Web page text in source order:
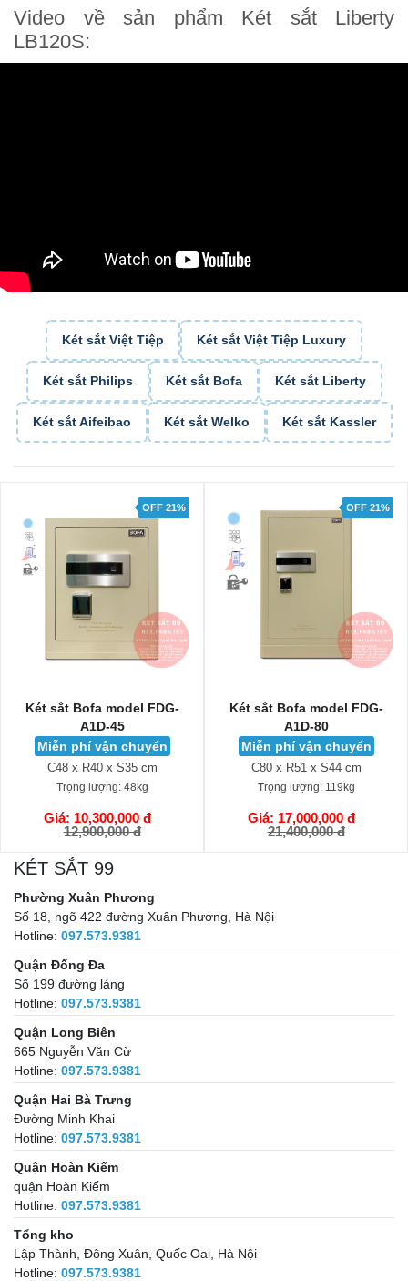
Video về sản phẩm Két sắt Liberty
LB120S:
Két sắt Việt Tiệp Két sắt Việt Tiệp Luxury
Két sắt Philips Két sắt Bofa Két sắt Liberty
Két sắt Aifeibao Két sắt Welko Két sắt Kassler
OFF 21%
Két sắt Bofa model FDG-
A1D-80
Miễn phí vận chuyển
C80 x R51 x S44 cm
Trọng lượng:119kg
Giá: 17,000,000 đ
21,400,000 đ
GIỎ HÀNG
OFF 29%
Két sắt Liberty LB58-S9-
PRO-G
Miễn phí vận chuyển
C58 x R43 x S39 cm
Trọng lượng: 71kg
Giá: 18,500,000 đ
25,900,000 đ
GIỎ HÀNG
KÉT SẮT 99
Phường Xuân Phương
Số 18, ngõ 422 đường Xuân Phương, Hà Nội
Hotline: 097.573.9381
Quận Đống Đa
Số 199 đường láng
Hotline: 097.573.9381
Quận Long Biên
665 Nguyễn Văn Cừ
Hotline: 097.573.9381
Quận Hai Bà Trưng
Đường Minh Khai
Hotline: 097.573.9381
Quận Hoàn Kiếm
quận Hoàn Kiếm
Hotline: 097.573.9381
Tổng kho
Lập Thành, Đông Xuân, Quốc Oai, Hà Nội
Hotline: 097.573.9381